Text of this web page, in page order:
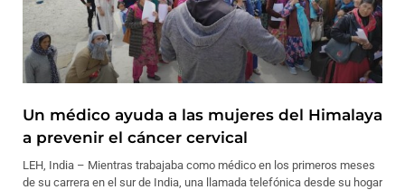
Un médico ayuda a las mujeres del Himalaya
a prevenir el cáncer cervical
LEH, India – Mientras trabajaba como médico en los primeros meses
de su carrera en el sur de India, una llamada telefónica desde su hogar